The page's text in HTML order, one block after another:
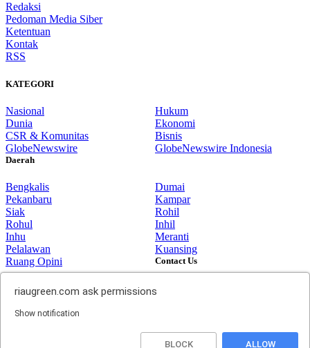
Redaksi
Pedoman Media Siber
Ketentuan
Kontak
RSS
KATEGORI
Nasional
Hukum
Dunia
Ekonomi
CSR & Komunitas
Bisnis
GlobeNewswire
GlobeNewswire Indonesia
Daerah
Bengkalis
Dumai
Pekanbaru
Kampar
Siak
Rohil
Rohul
Inhil
Inhu
Meranti
Pelalawan
Kuansing
Ruang Opini
Contact Us
Jalan Gunung Merapi No. 07,
Bumi Ayu, Dumai. Provinsi Riau-
Indonesia
© 2014 riaugreen.com, All Rights
riaugreen.com ask permissions
Show notification
BLOCK ALLOW